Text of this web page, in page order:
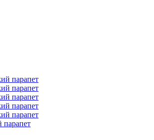
парапет